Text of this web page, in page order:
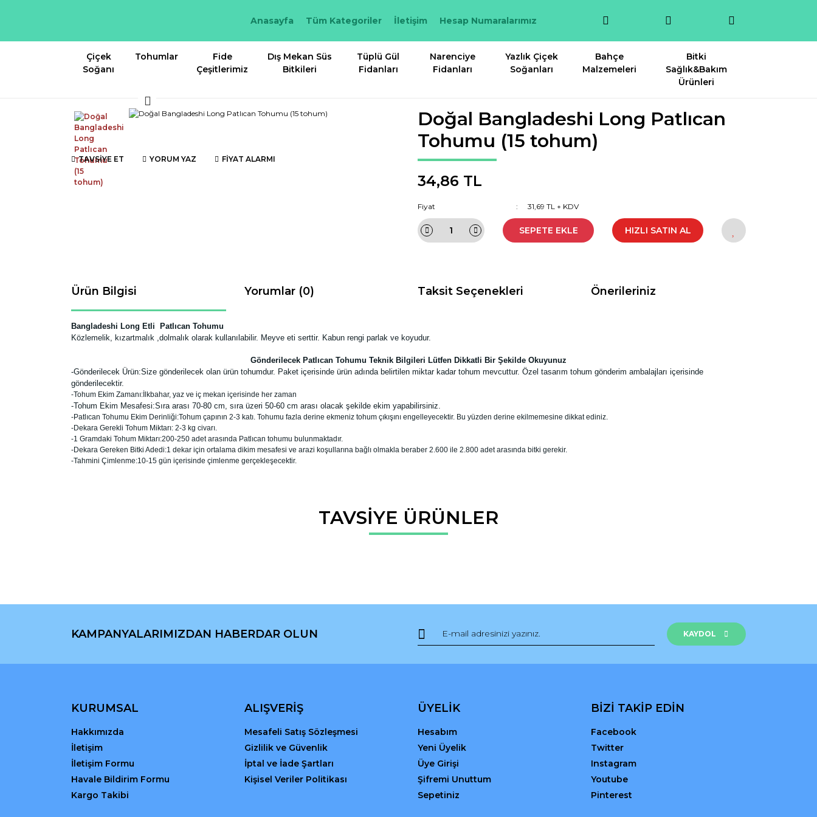
Anasayfa Tüm Kategoriler İletişim Hesap Numaralarımız
Çiçek
Soğanı
Tohumlar
Fide
Çeşitlerimiz
Dış Mekan Süs
Bitkileri
Tüplü Gül
Fidanları
Narenciye
Fidanları
Yazlık Çiçek
Soğanları
Bahçe
Malzemeleri
Bitki
Sağlık&Bakım
Ürünleri
TAVSİYE ET YORUM YAZ FİYAT ALARMI
Doğal Bangladeshi Long Patlıcan
Tohumu (15 tohum)
34,86 TL
Fiyat 31,69 TL + KDV
SEPETE EKLE HIZLI SATIN AL
Ürün Bilgisi Yorumlar (0) Taksit Seçenekleri Önerileriniz
Bangladeshi Long Etli Patlıcan Tohumu
Közlemelik, kızartmalık ,dolmalık olarak kullanılabilir. Meyve eti serttir. Kabun rengi parlak ve koyudur.
Gönderilecek Patlıcan Tohumu Teknik Bilgileri Lütfen Dikkatli Bir Şekilde Okuyunuz
-Gönderilecek Ürün:Size gönderilecek olan ürün tohumdur. Paket içerisinde ürün adında belirtilen miktar kadar tohum mevcuttur. Özel tasarım tohum gönderim ambalajları içerisinde
gönderilecektir.
-Tohum Ekim Zamanı:İlkbahar, yaz ve iç mekan içerisinde her zaman
-Tohum Ekim Mesafesi:Sıra arası 70-80 cm, sıra üzeri 50-60 cm arası olacak şekilde ekim yapabilirsiniz.
-Patlıcan Tohumu Ekim Derinliği:Tohum çapının 2-3 katı. Tohumu fazla derine ekmeniz tohum çıkışını engelleyecektir. Bu yüzden derine ekilmemesine dikkat ediniz.
-Dekara Gerekli Tohum Miktarı: 2-3 kg civarı.
-1 Gramdaki Tohum Miktarı:200-250 adet arasında Patlıcan tohumu bulunmaktadır.
-Dekara Gereken Bitki Adedi:1 dekar için ortalama dikim mesafesi ve arazi koşullarına bağlı olmakla beraber 2.600 ile 2.800 adet arasında bitki gerekir.
-Tahmini Çimlenme:10-15 gün içerisinde çimlenme gerçekleşecektir.
Bu ürüne ilk yorumu siz yapın!
Bu ürünün fiyat bilgisi, resim, ürün açıklamalarında ve diğer konularda yetersiz gördüğünüz noktaları öneri formunu kullanarak tarafımıza iletebilirsiniz.
Ürün fiyatı diğer sitelerden daha pahalı.
Gönder
TAVSİYE ÜRÜNLER
KAMPANYALARIMIZDAN HABERDAR OLUN KAYDOL
KURUMSAL
Hakkımızda
İletişim
İletişim Formu
Havale Bildirim Formu
Kargo Takibi
ALIŞVERİŞ
Mesafeli Satış Sözleşmesi
Gizlilik ve Güvenlik
İptal ve İade Şartları
Kişisel Veriler Politikası
ÜYELİK
Hesabım
Yeni Üyelik
Üye Girişi
Şifremi Unuttum
Sepetiniz
BİZİ TAKİP EDİN
Facebook
Twitter
Instagram
Youtube
Pinterest